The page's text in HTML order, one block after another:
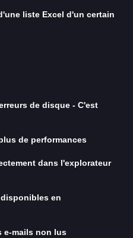
liste Excel d'un certain
de disque - C'est
de performances
dans l'explorateur
en
e-mails non lus